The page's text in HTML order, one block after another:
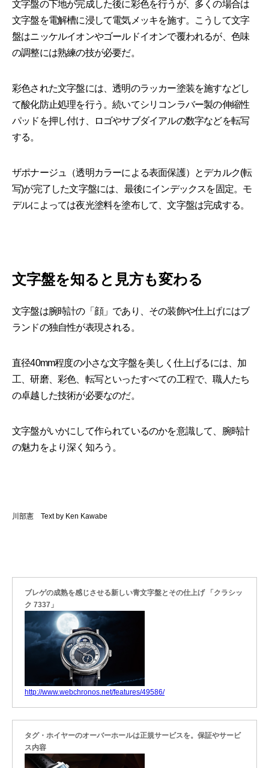
文字盤の下地が完成した後に彩色を行うが、多くの場合は
文字盤を電解槽に浸して電気メッキを施す。こうして文字
盤はニッケルイオンやゴールドイオンで覆われるが、色味
の調整には熟練の技が必要だ。
彩色された文字盤には、透明のラッカー塗装を施すなどし
て酸化防止処理を行う。続いてシリコンラバー製の伸縮性
パッドを押し付け、ロゴやサブダイアルの数字などを転写
する。
ザポナージュ（透明カラーによる表面保護）とデカルク(転
写)が完了した文字盤には、最後にインデックスを固定。モ
デルによっては夜光塗料を塗布して、文字盤は完成する。
文字盤を知ると見方も変わる
文字盤は腕時計の「顔」であり、その装飾や仕上げにはブ
ランドの独自性が表現される。
直径40mm程度の小さな文字盤を美しく仕上げるには、加
工、研磨、彩色、転写といったすべての工程で、職人たち
の卓越した技術が必要なのだ。
文字盤がいかにして作られているのかを意識して、腕時計
の魅力をより深く知ろう。
川部憲 Text by Ken Kawabe
ブレゲの成熟を感じさせる新しい青文字盤とその仕上げ 「クラシッ
ク 7337」
http://www.webchronos.net/features/49586/
タグ・ホイヤーのオーバーホールは正規サービスを。保証やサービ
ス内容